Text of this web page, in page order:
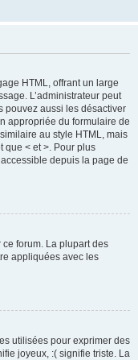
HTML, offrant un large
L’administrateur peut
pouvez aussi les désactiver
appropriée du formulaire de
au style HTML, mais
que < et >. Pour plus
depuis la page de
ce forum. La plupart des
appliquées avec les
utilisées pour exprimer des
joyeux, :( signifie triste. La